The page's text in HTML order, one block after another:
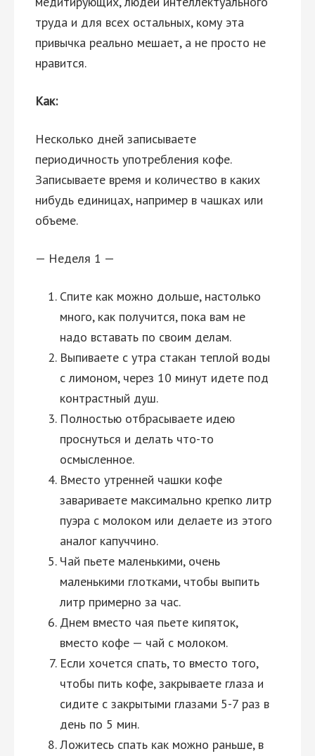
труда и для всех остальных, кому эта
привычка реально мешает, а не просто не
нравится.
Как:
Несколько дней записываете
периодичность употребления кофе.
Записываете время и количество в каких
нибудь единицах, например в чашках или
объеме.
— Неделя 1 —
Спите как можно дольше, настолько
много, как получится, пока вам не
надо вставать по своим делам.
Выпиваете с утра стакан теплой воды
с лимоном, через 10 минут идете под
контрастный душ.
Полностью отбрасываете идею
проснуться и делать что-то
осмысленное.
Вместо утренней чашки кофе
завариваете максимально крепко литр
пуэра с молоком или делаете из этого
аналог капуччино.
Чай пьете маленькими, очень
маленькими глотками, чтобы выпить
литр примерно за час.
Днем вместо чая пьете кипяток,
вместо кофе — чай с молоком.
Если хочется спать, то вместо того,
чтобы пить кофе, закрываете глаза и
сидите с закрытыми глазами 5-7 раз в
день по 5 мин.
Ложитесь спать как можно раньше, в